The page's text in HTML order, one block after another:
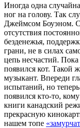
Иногда одна
ног на голову. Так
Джеймсом Боуэном.
отсутствия
безденежья,
грани, не в силах
цепь несчастий. Пока
появился кот. Такой
музыкант. Впереди
испытаний, но
появился кто-то,
книги канадский
прекрасную
нашем топе